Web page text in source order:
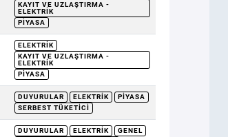
KAYIT VE UZLAŞTIRMA -
ELEKTRIK
PIYASA
ELEKTRIK
KAYIT VE UZLAŞTIRMA -
ELEKTRIK
PIYASA
DUYURULAR ELEKTRIK
PIYASA
SERBEST TÜKETICI
DUYURULAR ELEKTRIK
GENEL